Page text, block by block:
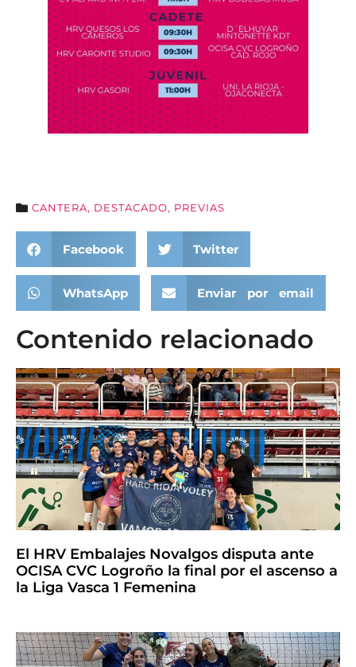
CANTERA, DESTACADO, PREVIAS
Facebook Twitter
WhatsApp Enviar por email
Contenido relacionado
El HRV Embalajes Novalgos disputa ante
OCISA CVC Logroño la final por el ascenso a
la Liga Vasca 1 Femenina